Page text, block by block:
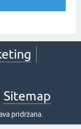
Sitemap
pridržana.